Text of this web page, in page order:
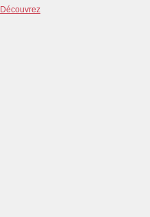
Découvrez